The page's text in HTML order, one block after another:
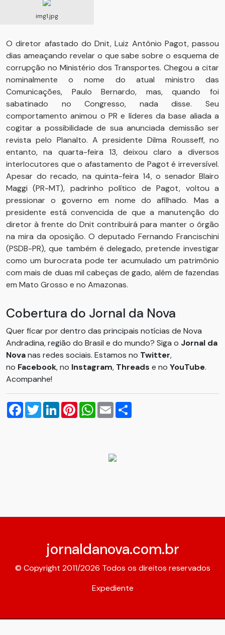
img1.jpg
O diretor afastado do Dnit, Luiz Antônio Pagot, passou
dias ameaçando revelar o que sabe sobre o esquema de
corrupção no Ministério dos Transportes. Chegou a citar
nominalmente o nome do atual ministro das
Comunicações, Paulo Bernardo, mas, quando foi
sabatinado no Congresso, nada disse. Seu
comportamento animou o PR e líderes da base aliada a
cogitar a possibilidade de sua anunciada demissão ser
revista pelo Planalto. A presidente Dilma Rousseff, no
entanto, na quarta-feira 13, deixou claro a diversos
interlocutores que o afastamento de Pagot é irreversível.
Apesar do recado, na quinta-feira 14, o senador Blairo
Maggi (PR-MT), padrinho político de Pagot, voltou a
pressionar o governo em nome do afilhado. Mas a
presidente está convencida de que a manutenção do
diretor à frente do Dnit contribuirá para manter o órgão
na mira da oposição. O deputado Fernando Francischini
(PSDB-PR), que também é delegado, pretende investigar
como um burocrata pode ter acumulado um patrimônio
com mais de duas mil cabeças de gado, além de fazendas
em Mato Grosso e no Amazonas.
Cobertura do Jornal da Nova
Quer ficar por dentro das principais notícias de Nova
Andradina, região do Brasil e do mundo? Siga o Jornal da
Novanas redes sociais. Estamos no Twitter,
no Facebook, no Instagram, Threads e no YouTube.
Acompanhe!
Facebook
TwitterLinkedInPinterestWhatsApp
Email
jornaldanova.com.br
© Copyright 2011/2026 Todos os direitos reservados
Expediente